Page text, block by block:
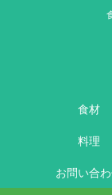
食材
料理
お問い合